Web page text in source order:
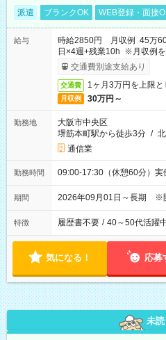
派遣 ブランクOK WEB登録・面接
給与
時給2850円 月収例 45万
日×4週+残業10h ※月収例を
交通費別途支給あり
交通費 1ヶ月3万円を上限
月収例 30万円～
勤務地
大阪市中央区
堺筋本町駅から徒歩3分 /
通信業
勤務時間 09:00-17:30（休憩60分）実
期間 2026年09月01日～長期 ※
特徴 履歴書不要 / 40～50代活躍
気になる！ 応募
未読